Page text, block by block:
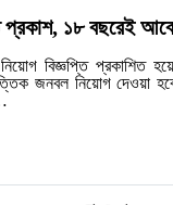
প্রকাশ, ১৮ বছরেই
বিজ্ঞপ্তি প্রকাশিত
জনবল নিয়োগ দেওয়া